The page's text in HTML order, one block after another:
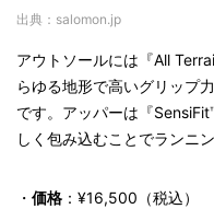
出典：salomon.jp
アウトソールには『All
らゆる地形で高いグリップ
です。アッパーは『
しく包み込むことでランニ
・ 価格 ：¥16,500（税込）